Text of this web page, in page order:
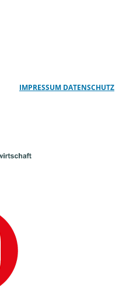
IMPRESSUM DATENSCHUTZ